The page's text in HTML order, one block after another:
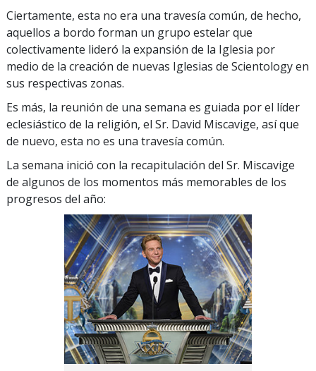
Ciertamente, esta no era una travesía común, de hecho,
aquellos a bordo forman un grupo estelar que
colectivamente lideró la expansión de la Iglesia por
medio de la creación de nuevas Iglesias de Scientology en
sus respectivas zonas.
Es más, la reunión de una semana es guiada por el líder
eclesiástico de la religión, el Sr. David Miscavige, así que
de nuevo, esta no es una travesía común.
La semana inició con la recapitulación del Sr. Miscavige
de algunos de los momentos más memorables de los
progresos del año: